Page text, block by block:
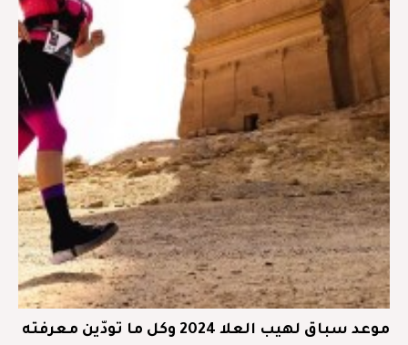
موعد سباق لهيب العلا 2024 وكل ما تودّين معرفته